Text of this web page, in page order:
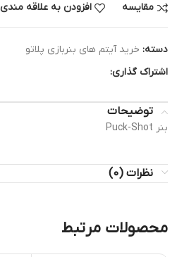
مقایسه افزودن به علاقه مندی
دسته: خرید آیتم های بنربازی پلاتو
اشتراک گذاری:
توضیحات
بنر Puck-Shot
نظرات (0)
محصولات مرتبط